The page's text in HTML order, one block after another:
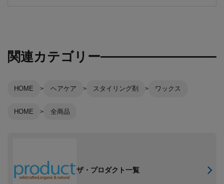
関連カテゴリー
HOME ヘアケア スタイリング剤 ワックス
HOME 全商品
ザ・プロダクト一覧